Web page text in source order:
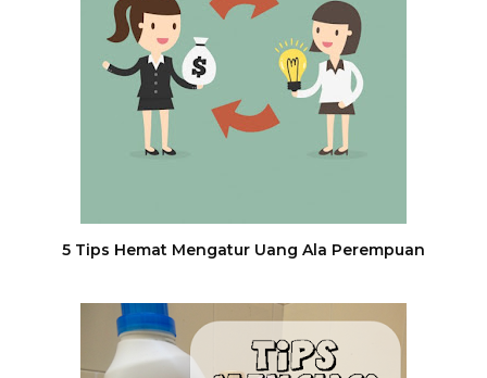
5 Tips Hemat Mengatur Uang Ala Perempuan